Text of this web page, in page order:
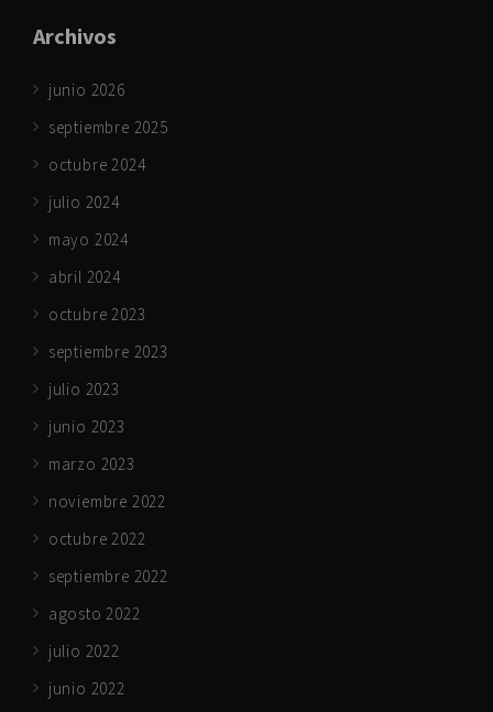
Archivos
junio 2026
septiembre 2025
octubre 2024
julio 2024
mayo 2024
abril 2024
octubre 2023
septiembre 2023
julio 2023
junio 2023
marzo 2023
noviembre 2022
octubre 2022
septiembre 2022
agosto 2022
julio 2022
junio 2022